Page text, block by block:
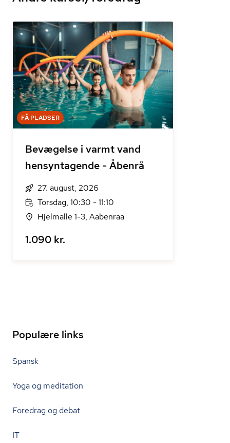
FÅ PLADSER
Bevægelse i varmt vand
hensyntagende - Åbenrå
27. august, 2026
Torsdag, 10:30 - 11:10
Hjelmalle 1-3, Aabenraa
1.090 kr.
Populære links
Spansk
Yoga og meditation
Foredrag og debat
IT